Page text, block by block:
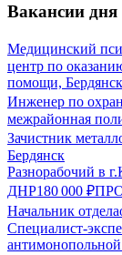
Вакансии дня
Медицинский
центр по
помощи, Бердянск
Инженер по
межрайонная
Зачистник
Бердянск
Разнорабочий в
ДНР180 000 ₽
Начальник отдела
Специалист-